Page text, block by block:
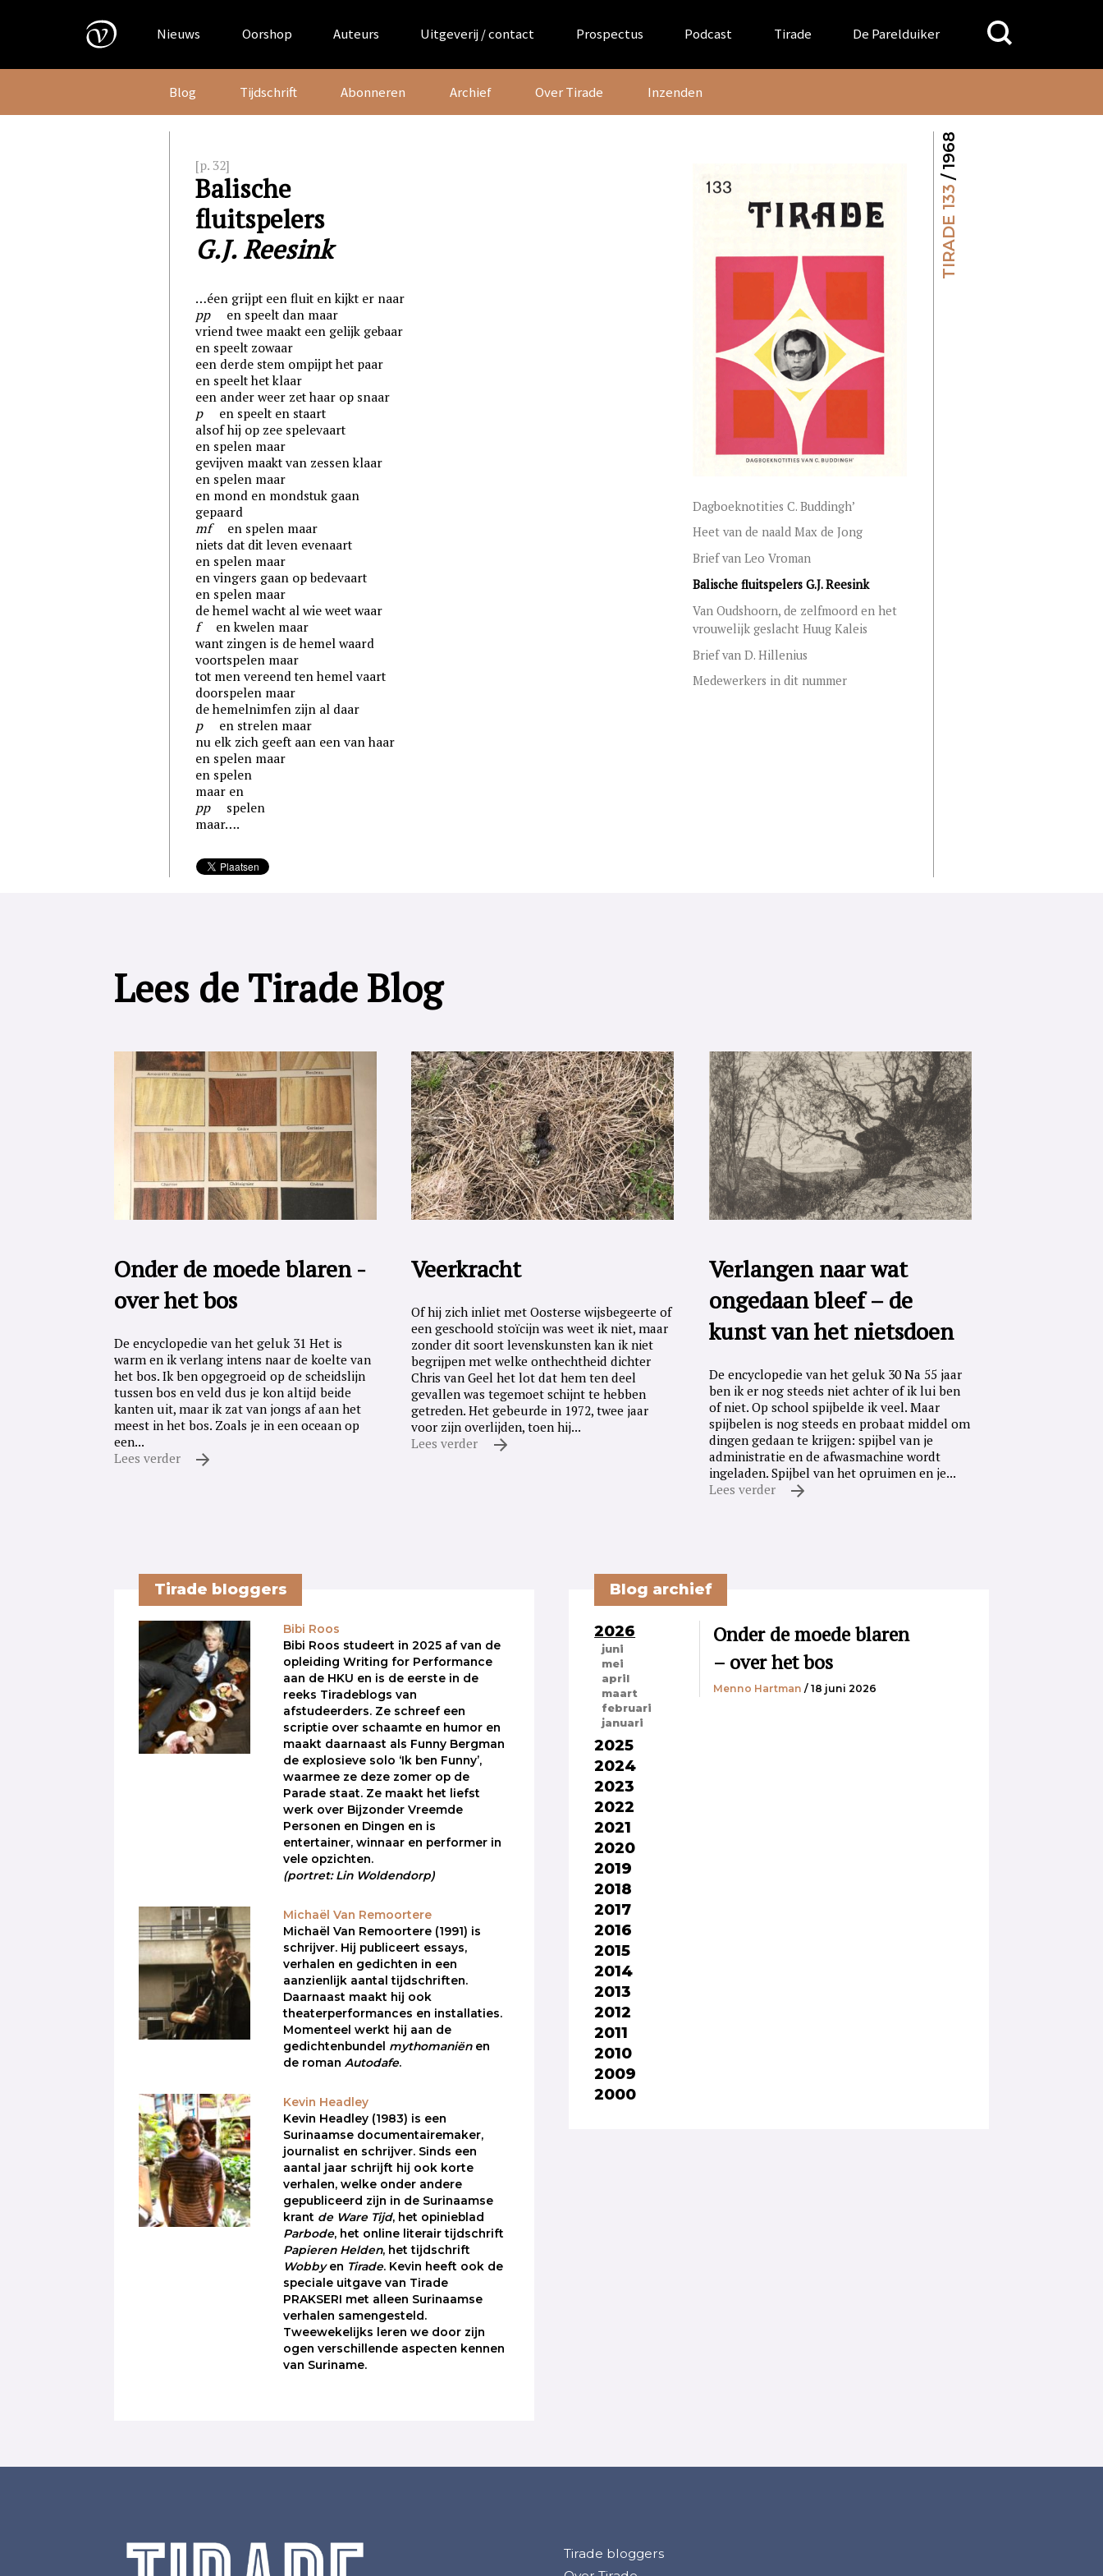
Nieuws Oorshop Auteurs Uitgeverij / contact Prospectus Podcast Tirade De Parelduiker
Search
for:
Blog Tijdschrift Abonneren Archief Over Tirade Inzenden
TIRADE 133
/ 1968
[p. 32]
Balische
fluitspelers
G.J. Reesink
…éen grijpt een fluit en kijkt er naar
ppen speelt dan maar
vriend twee maakt een gelijk gebaar
en speelt zowaar
een derde stem ompijpt het paar
en speelt het klaar
een ander weer zet haar op snaar
pen speelt en staart
alsof hij op zee spelevaart
en spelen maar
gevijven maakt van zessen klaar
en spelen maar
en mond en mondstuk gaan
gepaard
mfen spelen maar
niets dat dit leven evenaart
en spelen maar
en vingers gaan op bedevaart
en spelen maar
de hemel wacht al wie weet waar
fen kwelen maar
want zingen is de hemel waard
voortspelen maar
tot men vereend ten hemel vaart
doorspelen maar
de hemelnimfen zijn al daar
pen strelen maar
nu elk zich geeft aan een van haar
en spelen maar
en spelen
maar en
ppspelen
maar….
Dagboeknotities C. Buddingh’
Heet van de naald Max de Jong
Brief van Leo Vroman
Balische fluitspelers G.J. Reesink
Van Oudshoorn, de zelfmoord en het
vrouwelijk geslacht Huug Kaleis
Brief van D. Hillenius
Medewerkers in dit nummer
Lees de Tirade Blog
Onder de moede blaren -
over het bos
De encyclopedie van het geluk 31 Het is
warm en ik verlang intens naar de koelte van
het bos. Ik ben opgegroeid op de scheidslijn
tussen bos en veld dus je kon altijd beide
kanten uit, maar ik zat van jongs af aan het
meest in het bos. Zoals je in een oceaan op
een...
Lees verder
Veerkracht
Of hij zich inliet met Oosterse wijsbegeerte of
een geschoold stoïcijn was weet ik niet, maar
zonder dit soort levenskunsten kan ik niet
begrijpen met welke onthechtheid dichter
Chris van Geel het lot dat hem ten deel
gevallen was tegemoet schijnt te hebben
getreden. Het gebeurde in 1972, twee jaar
voor zijn overlijden, toen hij...
Lees verder
Verlangen naar wat
ongedaan bleef – de
kunst van het nietsdoen
De encyclopedie van het geluk 30 Na 55 jaar
ben ik er nog steeds niet achter of ik lui ben
of niet. Op school spijbelde ik veel. Maar
spijbelen is nog steeds en probaat middel om
dingen gedaan te krijgen: spijbel van je
administratie en de afwasmachine wordt
ingeladen. Spijbel van het opruimen en je...
Lees verder
Tirade bloggers
Bibi Roos
Bibi Roos studeert in 2025 af van de
opleiding Writing for Performance
aan de HKU en is de eerste in de
reeks Tiradeblogs van
afstudeerders. Ze schreef een
scriptie over schaamte en humor en
maakt daarnaast als Funny Bergman
de explosieve solo ‘Ik ben Funny’,
waarmee ze deze zomer op de
Parade staat. Ze maakt het liefst
werk over Bijzonder Vreemde
Personen en Dingen en is
entertainer, winnaar en performer in
vele opzichten.
(portret: Lin Woldendorp)
Michaël Van Remoortere
Michaël Van Remoortere (1991) is
schrijver. Hij publiceert essays,
verhalen en gedichten in een
aanzienlijk aantal tijdschriften.
Daarnaast maakt hij ook
theaterperformances en installaties.
Momenteel werkt hij aan de
gedichtenbundel mythomaniënen
de romanAutodafe.
Kevin Headley
Kevin Headley (1983) is een
Surinaamse documentairemaker,
journalist en schrijver. Sinds een
aantal jaar schrijft hij ook korte
verhalen, welke onder andere
gepubliceerd zijn in de Surinaamse
krant de Ware Tijd, het opinieblad
Parbode, het online literair tijdschrift
Papieren Helden, het tijdschrift
Wobbyen Tirade. Kevin heeft ook de
speciale uitgave van Tirade
PRAKSERI met alleen Surinaamse
verhalen samengesteld.
Tweewekelijks leren we door zijn
ogen verschillende aspecten kennen
van Suriname.
Blog archief
2026
juni
mei
april
maart
februari
januari
2025
2024
2023
2022
2021
2020
2019
2018
2017
2016
2015
2014
2013
2012
2011
2010
2009
2000
Onder de moede blaren
– over het bos
Menno Hartman / 18 juni 2026
Tirade bloggers